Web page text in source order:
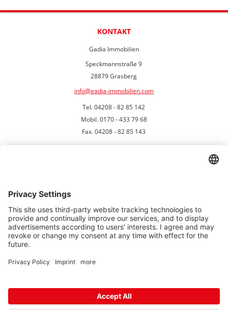
KONTAKT
Gadia Immobilien
Speckmannstraße 9
28879 Grasberg
info@gadia-immobilien.com
Tel. 04208 - 82 85 142
Mobil. 0170 - 433 79 68
Fax. 04208 - 82 85 143
GADIA IMMOBILIEN - COPYRIGHT 2026